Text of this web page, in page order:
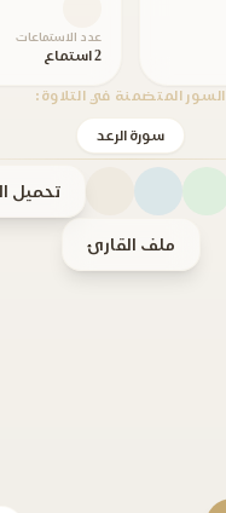
عدد الاستماعات
2 استماع
السور المتضمنة في التلاوة:
سورة الرعد
تحميل
ملف القارئ